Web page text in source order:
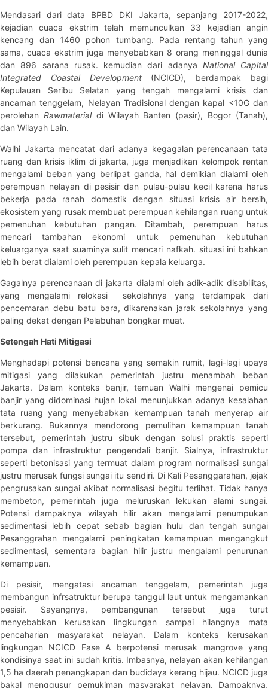
Mendasari dari data BPBD DKI Jakarta, sepanjang 2017-2022,
kejadian cuaca ekstrim telah memunculkan 33 kejadian angin
kencang dan 1460 pohon tumbang. Pada rentang tahun yang
sama, cuaca ekstrim juga menyebabkan 8 orang meninggal dunia
dan 896 sarana rusak. kemudian dari adanya National Capital
Integrated Coastal Development (NCICD), berdampak bagi
Kepulauan Seribu Selatan yang tengah mengalami krisis dan
ancaman tenggelam, Nelayan Tradisional dengan kapal <10G dan
perolehan Rawmaterial di Wilayah Banten (pasir), Bogor (Tanah),
dan Wilayah Lain.
Walhi Jakarta mencatat dari adanya kegagalan perencanaan tata
ruang dan krisis iklim di jakarta, juga menjadikan kelompok rentan
mengalami beban yang berlipat ganda, hal demikian dialami oleh
perempuan nelayan di pesisir dan pulau-pulau kecil karena harus
bekerja pada ranah domestik dengan situasi krisis air bersih,
ekosistem yang rusak membuat perempuan kehilangan ruang untuk
pemenuhan kebutuhan pangan. Ditambah, perempuan harus
mencari tambahan ekonomi untuk pemenuhan kebutuhan
keluarganya saat suaminya sulit mencari nafkah. situasi ini bahkan
lebih berat dialami oleh perempuan kepala keluarga.
Gagalnya perencanaan di jakarta dialami oleh adik-adik disabilitas,
yang mengalami relokasi sekolahnya yang terdampak dari
pencemaran debu batu bara, dikarenakan jarak sekolahnya yang
paling dekat dengan Pelabuhan bongkar muat.
Setengah Hati Mitigasi
Menghadapi potensi bencana yang semakin rumit, lagi-lagi upaya
mitigasi yang dilakukan pemerintah justru menambah beban
Jakarta. Dalam konteks banjir, temuan Walhi mengenai pemicu
banjir yang didominasi hujan lokal menunjukkan adanya kesalahan
tata ruang yang menyebabkan kemampuan tanah menyerap air
berkurang. Bukannya mendorong pemulihan kemampuan tanah
tersebut, pemerintah justru sibuk dengan solusi praktis seperti
pompa dan infrastruktur pengendali banjir. Sialnya, infrastruktur
seperti betonisasi yang termuat dalam program normalisasi sungai
justru merusak fungsi sungai itu sendiri. Di Kali Pesanggarahan, jejak
pengrusakan sungai akibat normalisasi begitu terlihat. Tidak hanya
membeton, pemerintah juga meluruskan lekukan alami sungai.
Potensi dampaknya wilayah hilir akan mengalami penumpukan
sedimentasi lebih cepat sebab bagian hulu dan tengah sungai
Pesanggrahan mengalami peningkatan kemampuan mengangkut
sedimentasi, sementara bagian hilir justru mengalami penurunan
kemampuan.
Di pesisir, mengatasi ancaman tenggelam, pemerintah juga
membangun infrsatruktur berupa tanggul laut untuk mengamankan
pesisir. Sayangnya, pembangunan tersebut juga turut
menyebabkan kerusakan lingkungan sampai hilangnya mata
pencaharian masyarakat nelayan. Dalam konteks kerusakan
lingkungan NCICD Fase A berpotensi merusak mangrove yang
kondisinya saat ini sudah kritis. Imbasnya, nelayan akan kehilangan
1,5 ha daerah penangkapan dan budidaya kerang hijau. NCICD juga
bakal menggusur pemukiman masyarakat nelayan. Dampaknya,